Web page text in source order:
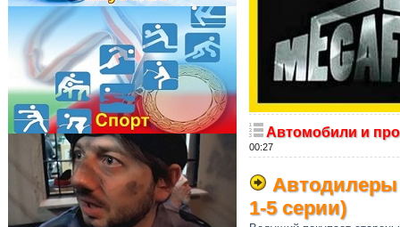
Автомобили и
00:27
Автодилеры
1-5 серии)